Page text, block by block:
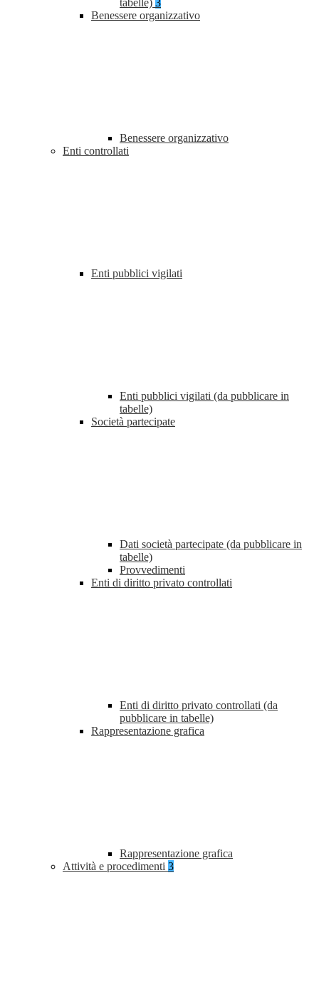
tabelle) 3
Benessere organizzativo
Benessere organizzativo
Enti controllati
Enti pubblici vigilati
Enti pubblici vigilati (da pubblicare in
tabelle)
Società partecipate
Dati società partecipate (da pubblicare in
tabelle)
Provvedimenti
Enti di diritto privato controllati
Enti di diritto privato controllati (da
pubblicare in tabelle)
Rappresentazione grafica
Rappresentazione grafica
Attività e procedimenti 3